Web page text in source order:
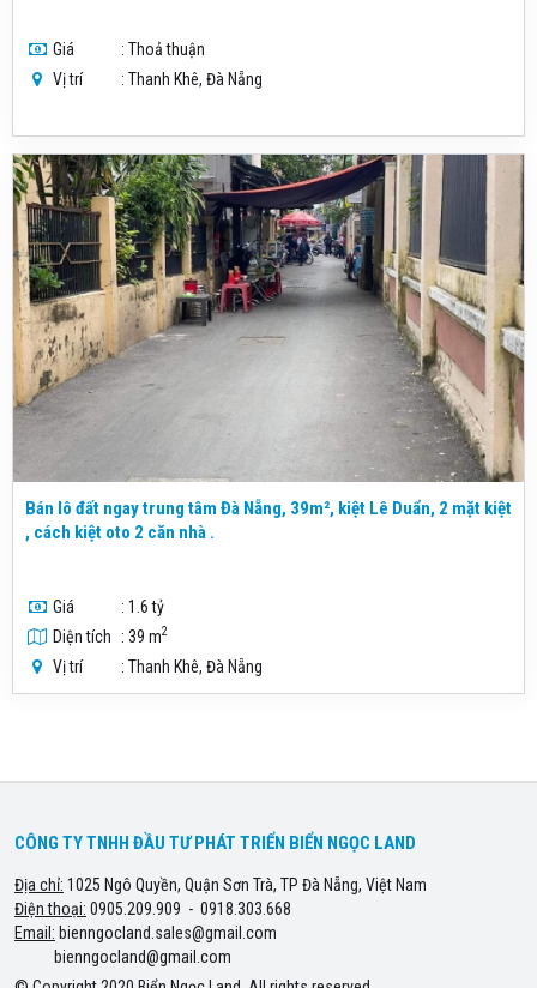
Giá
: Thoả thuận
Vị trí
: Thanh Khê, Đà Nẵng
Bán lô đất ngay trung tâm Đà Nẵng, 39m², kiệt Lê Duẩn, 2 mặt kiệt
, cách kiệt oto 2 căn nhà .
Giá
: 1.6 tỷ
Diện tích
: 39 m2
Vị trí : Thanh Khê, Đà Nẵng
CÔNG TY TNHH ĐẦU TƯ PHÁT TRIỂN BIỂN NGỌC LAND
Địa chỉ: 1025 Ngô Quyền, Quận Sơn Trà, TP Đà Nẵng, Việt Nam
Điện thoại: 0905.209.909 - 0918.303.668
Email: bienngocland.sales@gmail.com
bienngocland@gmail.com